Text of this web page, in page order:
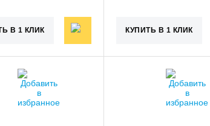
В 1 КЛИК КУПИТЬ В 1 КЛИК